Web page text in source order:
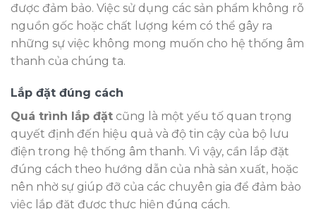
được đảm bảo. Việc sử dụng các sản phẩm không rõ
nguồn gốc hoặc chất lượng kém có thể gây ra
những sự việc không mong muốn cho hệ thống âm
thanh của chúng ta.
Lắp đặt đúng cách
Quá trình lắp đặt cũng là một yếu tố quan trọng
quyết định đến hiệu quả và độ tin cậy của bộ lưu
điện trong hệ thống âm thanh. Vì vậy, cần lắp đặt
đúng cách theo hướng dẫn của nhà sản xuất, hoặc
nên nhờ sự giúp đỡ của các chuyên gia để đảm bảo
việc lắp đặt được thực hiện đúng cách.